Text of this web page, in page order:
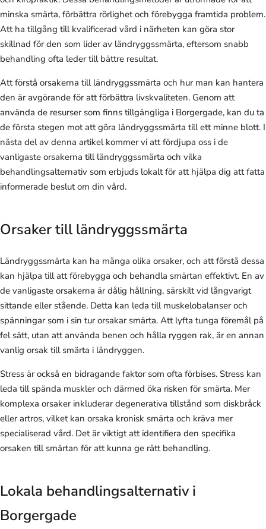
minska smärta, förbättra rörlighet och förebygga framtida problem.
Att ha tillgång till kvalificerad vård i närheten kan göra stor
skillnad för den som lider av ländryggssmärta, eftersom snabb
behandling ofta leder till bättre resultat.
Att förstå orsakerna till ländryggssmärta och hur man kan hantera
den är avgörande för att förbättra livskvaliteten. Genom att
använda de resurser som finns tillgängliga i Borgergade, kan du ta
de första stegen mot att göra ländryggssmärta till ett minne blott. I
nästa del av denna artikel kommer vi att fördjupa oss i de
vanligaste orsakerna till ländryggssmärta och vilka
behandlingsalternativ som erbjuds lokalt för att hjälpa dig att fatta
informerade beslut om din vård.
Orsaker till ländryggssmärta
Ländryggssmärta kan ha många olika orsaker, och att förstå dessa
kan hjälpa till att förebygga och behandla smärtan effektivt. En av
de vanligaste orsakerna är dålig hållning, särskilt vid långvarigt
sittande eller stående. Detta kan leda till muskelobalanser och
spänningar som i sin tur orsakar smärta. Att lyfta tunga föremål på
fel sätt, utan att använda benen och hålla ryggen rak, är en annan
vanlig orsak till smärta i ländryggen.
Stress är också en bidragande faktor som ofta förbises. Stress kan
leda till spända muskler och därmed öka risken för smärta. Mer
komplexa orsaker inkluderar degenerativa tillstånd som diskbråck
eller artros, vilket kan orsaka kronisk smärta och kräva mer
specialiserad vård. Det är viktigt att identifiera den specifika
orsaken till smärtan för att kunna ge rätt behandling.
Lokala behandlingsalternativ i
Borgergade